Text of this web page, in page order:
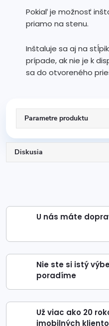
Pokiaľ je možnosť
priamo na stenu.
Inštaluje sa aj na
prípade, ak nie je k
sa do otvoreného
Parametre produktu
Diskusia
U nás máte
Nie ste si istý
poradíme
Už viac ako 20
imobilných